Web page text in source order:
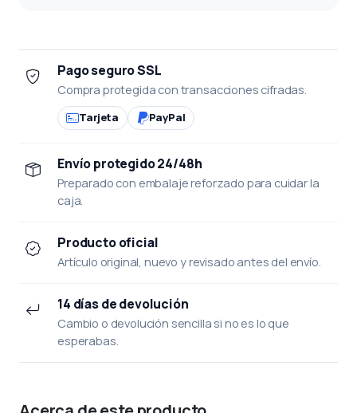
Pago seguro SSL
Compra protegida con transacciones cifradas.
Tarjeta PayPal
Envío protegido 24/48h
Preparado con embalaje reforzado para cuidar la
caja.
Producto oficial
Artículo original, nuevo y revisado antes del envío.
14 días de devolución
Cambio o devolución sencilla si no es lo que
esperabas.